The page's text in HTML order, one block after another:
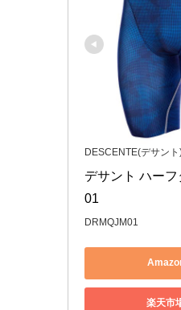
DESCENTE(デサント
デサント ハー
01
DRMQJM01
楽天市